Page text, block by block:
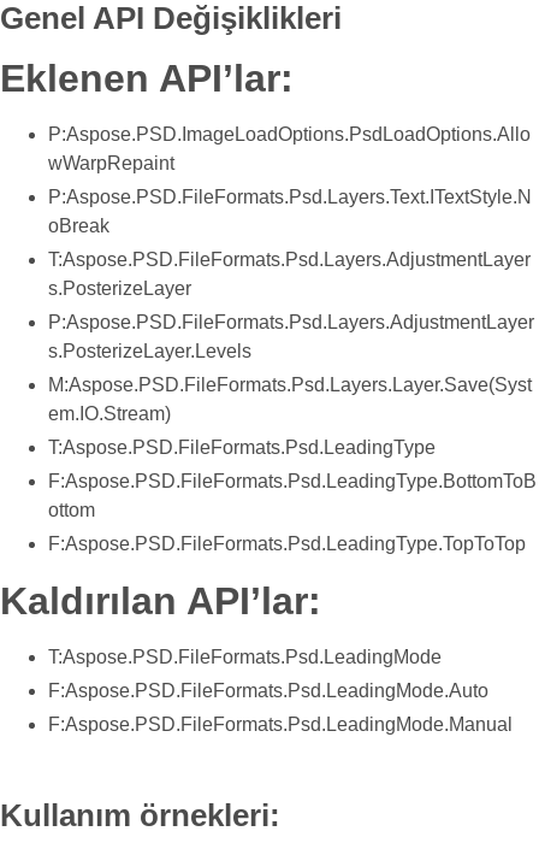
Genel API Değişiklikleri
Eklenen API’lar:
P:Aspose.PSD.ImageLoadOptions.PsdLoadOptions.Allo
wWarpRepaint
P:Aspose.PSD.FileFormats.Psd.Layers.Text.ITextStyle.N
oBreak
T:Aspose.PSD.FileFormats.Psd.Layers.AdjustmentLayer
s.PosterizeLayer
P:Aspose.PSD.FileFormats.Psd.Layers.AdjustmentLayer
s.PosterizeLayer.Levels
M:Aspose.PSD.FileFormats.Psd.Layers.Layer.Save(Syst
em.IO.Stream)
T:Aspose.PSD.FileFormats.Psd.LeadingType
F:Aspose.PSD.FileFormats.Psd.LeadingType.BottomToB
ottom
F:Aspose.PSD.FileFormats.Psd.LeadingType.TopToTop
Kaldırılan API’lar:
T:Aspose.PSD.FileFormats.Psd.LeadingMode
F:Aspose.PSD.FileFormats.Psd.LeadingMode.Auto
F:Aspose.PSD.FileFormats.Psd.LeadingMode.Manual
Kullanım örnekleri: